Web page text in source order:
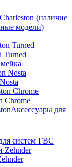
(наличие
Turned
Chrome
Аксессуары для
систем ГВС